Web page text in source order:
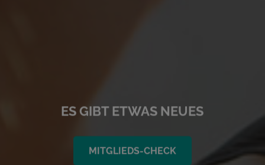
ES GIBT ETWAS NEUES
MITGLIEDS-CHECK